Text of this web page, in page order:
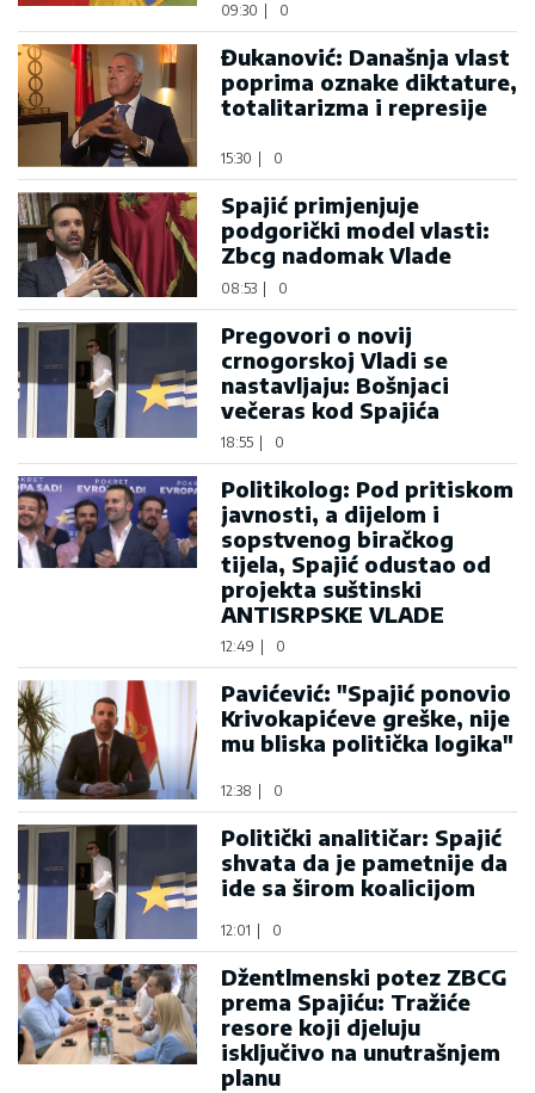
09:30 0
Đukanović: Današnja vlast
poprima oznake diktature,
totalitarizma i represije
15:30 0
Spajić primjenjuje
podgorički model vlasti:
Zbcg nadomak Vlade
08:53 0
Pregovori o novij
crnogorskoj Vladi se
nastavljaju: Bošnjaci
večeras kod Spajića
18:55 0
Politikolog: Pod pritiskom
javnosti, a dijelom i
sopstvenog biračkog
tijela, Spajić odustao od
projekta suštinski
ANTISRPSKE VLADE
12:49 0
Pavićević: "Spajić ponovio
Krivokapićeve greške, nije
mu bliska politička logika"
12:38 0
Politički analitičar: Spajić
shvata da je pametnije da
ide sa širom koalicijom
12:01 0
Džentlmenski potez ZBCG
prema Spajiću: Tražiće
resore koji djeluju
isključivo na unutrašnjem
planu